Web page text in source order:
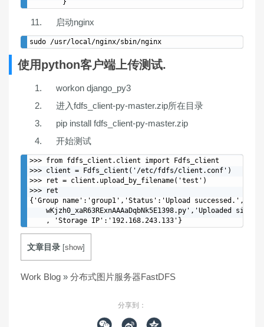
启动nginx
使用python客户端上传测试.
workon django_py3
进入fdfs_client-py-master.zip所在目录
pip install fdfs_client-py-master.zip
开始测试
>>> from fdfs_client.client import Fdfs_client
>>> client = Fdfs_client('/etc/fdfs/client.conf')
>>> ret = client.upload_by_filename('test')
>>> ret
{'Group name':'group1','Status':'Upload successed.',
wKjzh0_xaR63RExnAAAaDqbNk5E1398.py','Uploaded
文章目录 [show]
Work Blog » 分布式图片服务器FastDFS
分享到：
  